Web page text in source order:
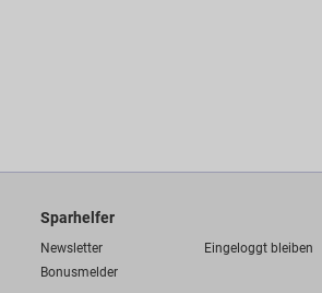
Sparhelfer
Newsletter
Eingeloggt bleiben
Bonusmelder